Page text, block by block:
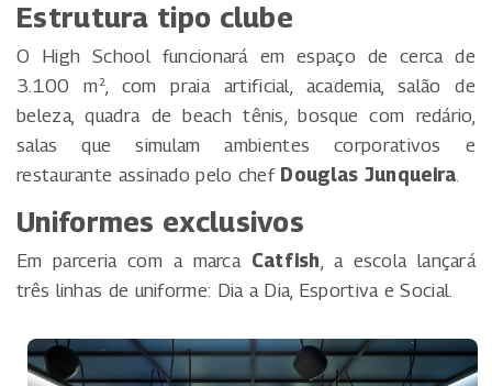
Estrutura tipo clube
O High School funcionará em espaço de cerca de
3.100 m², com praia artificial, academia, salão de
beleza, quadra de beach tênis, bosque com redário,
salas que simulam ambientes corporativos e
restaurante assinado pelo chef Douglas Junqueira.
Uniformes exclusivos
Em parceria com a marca Catfish, a escola lançará
três linhas de uniforme: Dia a Dia, Esportiva e Social.